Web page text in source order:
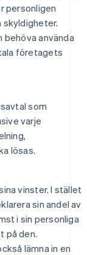
personligen
behöva använda
företagets
som
varje
lösas.
vinster. I stället
sin andel av
i sin personliga
på den.
lämna in en